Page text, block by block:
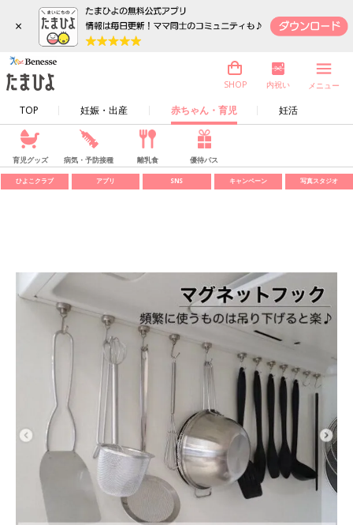
×
TOP 妊娠・出産 赤ちゃん・育児 妊活
SHOP 内祝い メニュー
育児グッズ 病気・予防接種 離乳食 優待パス
ひよこクラブ アプリ SNS キャンペーン 写真スタジオ